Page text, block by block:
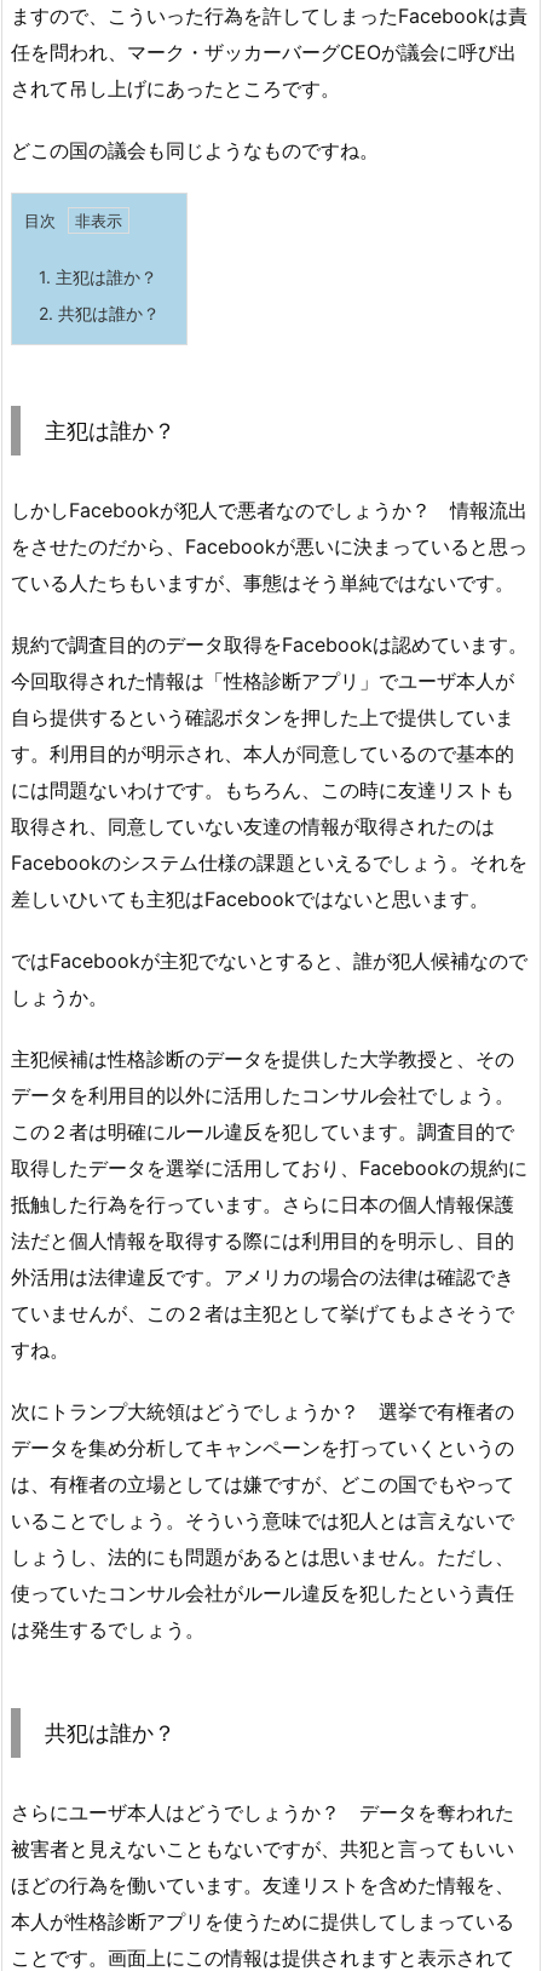
ますので、こういった行為を許してしまったFacebookは責
任を問われ、マーク・ザッカーバーグCEOが議会に呼び出
されて吊し上げにあったところです。
どこの国の議会も同じようなものですね。
目次
1. 主犯は誰か？
2. 共犯は誰か？
主犯は誰か？
しかしFacebookが犯人で悪者なのでしょうか？ 情報流出
をさせたのだから、Facebookが悪いに決まっていると思っ
ている人たちもいますが、事態はそう単純ではないです。
規約で調査目的のデータ取得をFacebookは認めています。
今回取得された情報は「性格診断アプリ」でユーザ本人が
自ら提供するという確認ボタンを押した上で提供していま
す。利用目的が明示され、本人が同意しているので基本的
には問題ないわけです。もちろん、この時に友達リストも
取得され、同意していない友達の情報が取得されたのは
Facebookのシステム仕様の課題といえるでしょう。それを
差しいひいても主犯はFacebookではないと思います。
ではFacebookが主犯でないとすると、誰が犯人候補なので
しょうか。
主犯候補は性格診断のデータを提供した大学教授と、その
データを利用目的以外に活用したコンサル会社でしょう。
この２者は明確にルール違反を犯しています。調査目的で
取得したデータを選挙に活用しており、Facebookの規約に
抵触した行為を行っています。さらに日本の個人情報保護
法だと個人情報を取得する際には利用目的を明示し、目的
外活用は法律違反です。アメリカの場合の法律は確認でき
ていませんが、この２者は主犯として挙げてもよさそうで
すね。
次にトランプ大統領はどうでしょうか？ 選挙で有権者の
データを集め分析してキャンペーンを打っていくというの
は、有権者の立場としては嫌ですが、どこの国でもやって
いることでしょう。そういう意味では犯人とは言えないで
しょうし、法的にも問題があるとは思いません。ただし、
使っていたコンサル会社がルール違反を犯したという責任
は発生するでしょう。
共犯は誰か？
さらにユーザ本人はどうでしょうか？ データを奪われた
被害者と見えないこともないですが、共犯と言ってもいい
ほどの行為を働いています。友達リストを含めた情報を、
本人が性格診断アプリを使うために提供してしまっている
ことです。画面上にこの情報は提供されますと表示されて